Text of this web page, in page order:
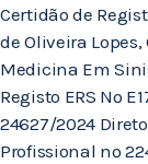
Certidão de
de Oliveira
Medicina Em
Registo ERS Nº
24627/2024
Profissional nº